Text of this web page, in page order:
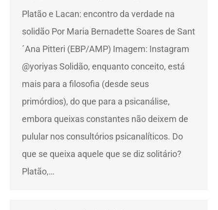
Platão e Lacan: encontro da verdade na
solidão Por Maria Bernadette Soares de Sant
´Ana Pitteri (EBP/AMP) Imagem: Instagram
@yoriyas Solidão, enquanto conceito, está
mais para a filosofia (desde seus
primórdios), do que para a psicanálise,
embora queixas constantes não deixem de
pulular nos consultórios psicanalíticos. Do
que se queixa aquele que se diz solitário?
Platão,…